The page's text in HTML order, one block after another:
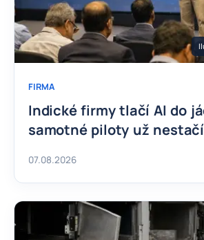
FIRMA
Indické firmy tlačí AI do
samotné piloty už nestačí
07.08.2026